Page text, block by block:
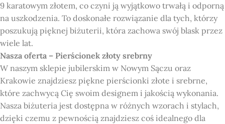
9 karatowym złotem, co czyni ją wyjątkowo trwałą i odporną
na uszkodzenia. To doskonałe rozwiązanie dla tych, którzy
poszukują pięknej biżuterii, która zachowa swój blask przez
wiele lat.
Nasza oferta – Pierścionek złoty srebrny
W naszym sklepie jubilerskim w Nowym Sączu oraz
Krakowie znajdziesz piękne pierścionki złote i srebrne,
które zachwycą Cię swoim designem i jakością wykonania.
Nasza biżuteria jest dostępna w różnych wzorach i stylach,
dzięki czemu z pewnością znajdziesz coś idealnego dla